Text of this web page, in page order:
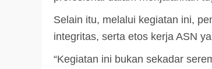
Selain itu, melalui kegiatan ini,
integritas, serta etos kerja ASN
“Kegiatan ini bukan sekadar
3 min read
DPRD KATINGAN